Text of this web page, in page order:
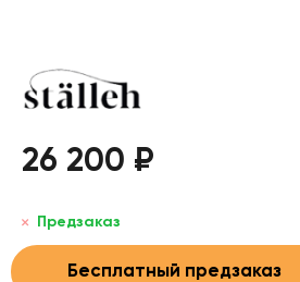
26 200 ₽
Предзаказ
Бесплатный предзаказ